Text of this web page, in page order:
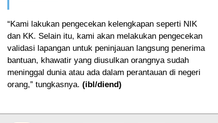
“Kami lakukan pengecekan kelengkapan seperti NIK
dan KK. Selain itu, kami akan melakukan pengecekan
validasi lapangan untuk peninjauan langsung penerima
bantuan, khawatir yang diusulkan orangnya sudah
meninggal dunia atau ada dalam perantauan di negeri
orang,” tungkasnya. (ibl/diend)